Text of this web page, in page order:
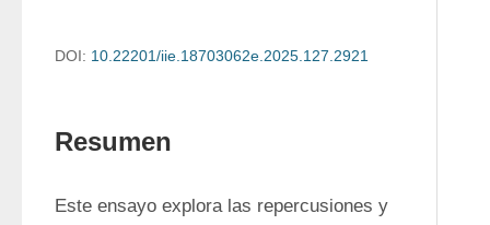
DOI: 10.22201/iie.18703062e.2025.127.2921
Resumen
Este ensayo explora las repercusiones y